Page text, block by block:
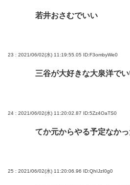
若井おさむでいい
23 : 2021/06/02(水) 11:19:55.05 ID:F3ombyWe0
三谷が大好きな大泉洋で
24 : 2021/06/02(水) 11:20:02.87 ID:5Zz4OaTS0
てか元からやる予定なか
25 : 2021/06/02(水) 11:20:06.96 ID:QhIJzI0g0